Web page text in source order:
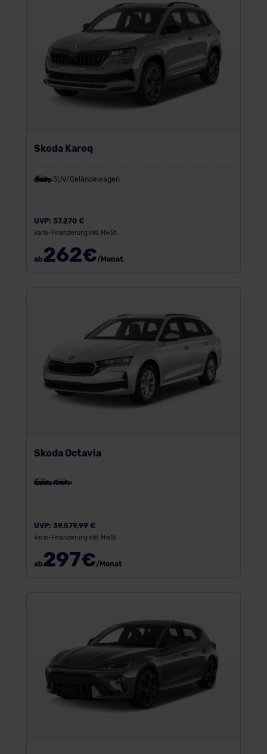
Skoda Karoq
SUV/Geländewagen
UVP: 37.270 €
Vario-Finanzierung inkl. MwSt.
ab262€/Monat
Skoda Octavia
UVP: 39.579,99 €
Vario-Finanzierung inkl. MwSt.
ab297€/Monat